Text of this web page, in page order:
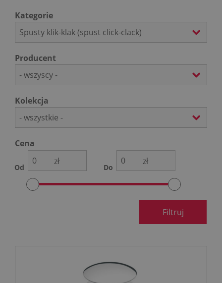
Kategorie
Spusty klik-klak (spust click-clack)
Producent
- wszyscy -
Kolekcja
- wszystkie -
Cena
Od
zł
Do
zł
Filtruj